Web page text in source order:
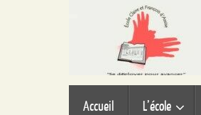
Accueil L’école